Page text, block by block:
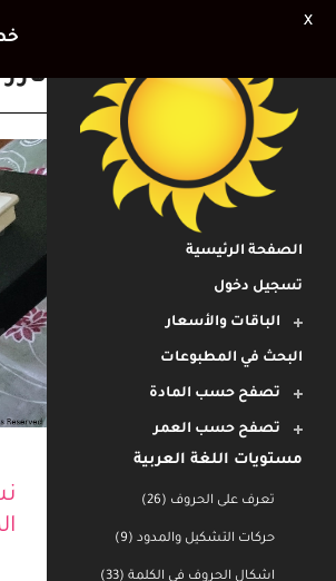
الصفحة الرئيسية
تسجيل دخول
الباقات والأسعار
البحث في المطبوعات
تصفح حسب المادة
تصفح حسب العمر
مستويات اللغة العربية
تعرف على الحروف (26)
حركات التشكيل والمدود (9)
اشكال الحروف في الكلمة (33)
خصم 30٪ على الاشتراك
X